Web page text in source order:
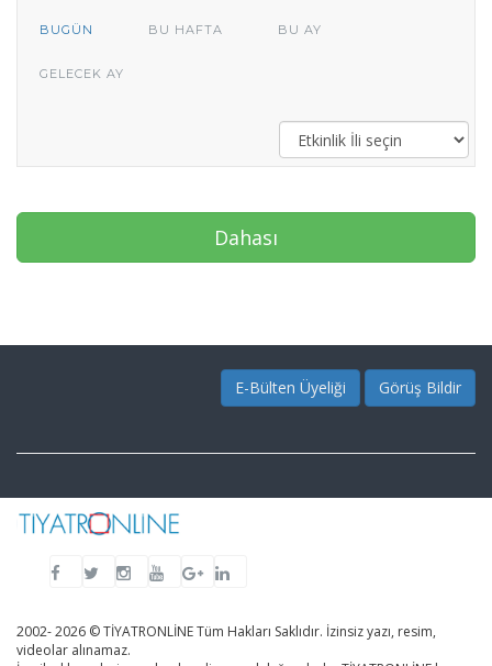
BUGÜN BU HAFTA BU AY
GELECEK AY
Dahası
E-Bülten Üyeliği Görüş Bildir
2002- 2026 © TİYATRONLİNE Tüm Hakları Saklıdır. İzinsiz yazı, resim,
videolar alınamaz.